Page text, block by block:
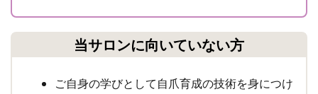
当サロンに向いていない方
ご自身の学びとして自爪育成の技術を身につけ